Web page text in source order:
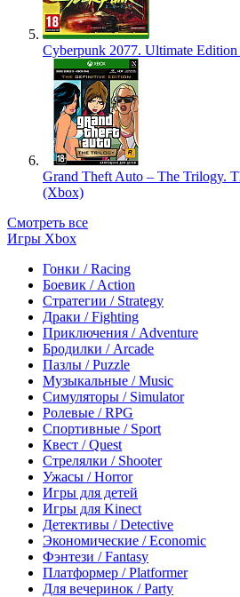
Cyberpunk 2077. Ultimate
Grand Theft Auto – The Trilogy.
(Xbox)
Смотреть все
Игры Xbox
Гонки / Racing
Боевик / Action
Стратегии / Strategy
Драки / Fighting
Приключения / Adventure
Бродилки / Arcade
Пазлы / Puzzle
Музыкальные / Music
Симуляторы / Simulator
Ролевые / RPG
Спортивные / Sport
Квест / Quest
Стрелялки / Shooter
Ужасы / Horror
Игры для детей
Игры для Kinect
Детективы / Detective
Экономические / Economic
Фэнтези / Fantasy
Платформер / Platformer
Для вечеринок / Party